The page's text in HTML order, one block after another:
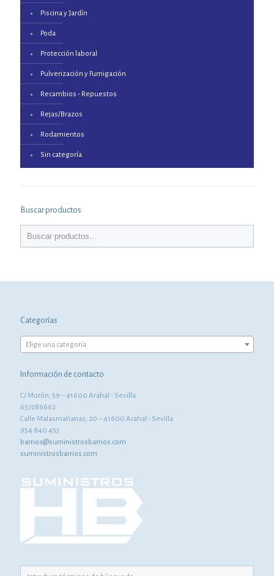
Piscina y Jardín
Poda
Protección laboral
Pulverización y Fumigación
Recambios - Repuestos
Rejas/Brazos
Rodamientos
Sin categoría
Buscar productos
Categorías
Elige una categoría
Información de contacto
C/ Morón, 59 – 41600 Arahal - Sevilla
657286662
Calle Malasmañanas, 20 – 41600 Arahal - Sevilla
954 840 453
barrios@suministrosbarrios.com
suministrosbarrios.com